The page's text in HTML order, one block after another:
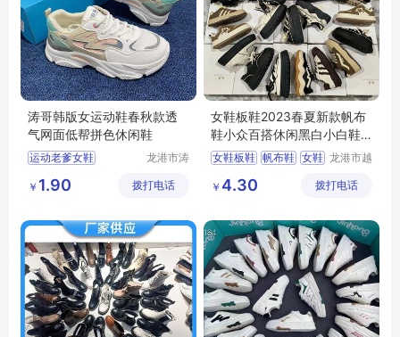
涛哥韩版女运动鞋春秋款透
气网面低帮拼色休闲鞋
运动老爹女鞋
尾货鞋批发处理
龙港市涛
￥ 1.90 拨打电话
女鞋板鞋2023春夏新款帆布
鞋小众百搭休闲黑白小白鞋
地摊处理批发
女鞋板鞋 帆布鞋 女鞋 龙港市越
（个体工
￥ 4.30 拨打电话